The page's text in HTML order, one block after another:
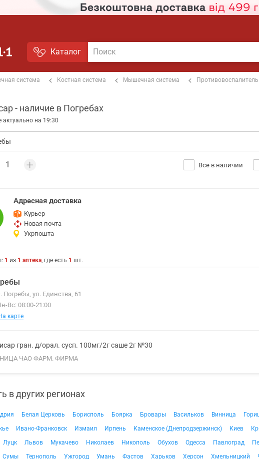
Каталог
система Костная система Мышечная система
- наличие в Погребах
актуально на 19:30
Все в наличии
Адресная доставка
Курьер
Новая почта
Укрпошта
: 1 из 1 аптека, где есть 1 шт.
Погребы, ул. Единства, 61
Вс: 08:00-21:00
карте
гран. д/орал. сусп. 100мг/2г саше 2г №30
ЧАО ФАРМ. ФИРМА
в других регионах
Белая Церковь Борисполь Боярка Бровары Васильков Винница
Ивано-Франковск Измаил Ирпень Каменское (Днепродзержинск) Киев
Луцк Львов Мукачево Николаев Никополь Обухов Одесса Павлоград
Сумы Тернополь Ужгород Умань Фастов Харьков Херсон Хмельницкий